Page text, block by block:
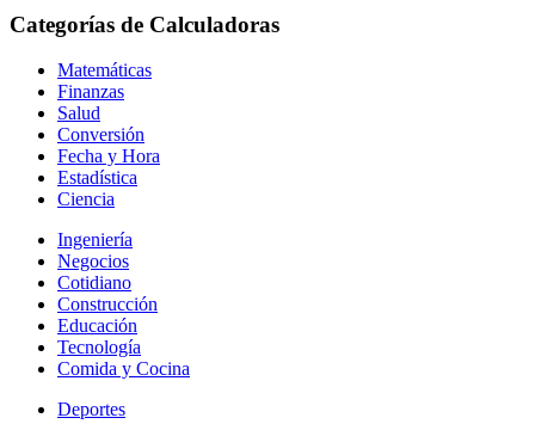
Categorías de Calculadoras
Matemáticas
Finanzas
Salud
Conversión
Fecha y Hora
Estadística
Ciencia
Ingeniería
Negocios
Cotidiano
Construcción
Educación
Tecnología
Comida y Cocina
Deportes